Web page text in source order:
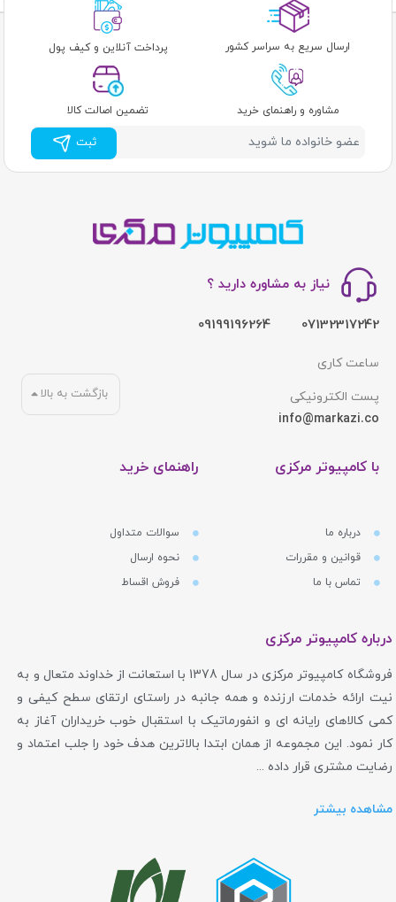
ارسال سریع به سراسر کشور پرداخت آنلاین و کیف پول
مشاوره و راهنمای خرید تضمین اصالت کالا
ثبت
نیاز به مشاوره دارید ؟
07132317242
09199196264
ساعت کاری
پست الکترونیکی
info@markazi.co
با کامپیوتر مرکزی
درباره ما
قوانین و مقررات
تماس با ما
راهنمای خرید
سوالات متداول
نحوه ارسال
فروش اقساط
بازگشت به بالا
درباره کامپیوتر مرکزی
فروشگاه کامپیوتر مرکزی در سال 1378 با استعانت از خداوند متعال و به
نیت ارائه خدمات ارزنده و همه جانبه در راستای ارتقای سطح کیفی و
کمی کالاهای رایانه ای و انفورماتیک با استقبال خوب خریداران آغاز به
کار نمود. این مجموعه از همان ابتدا بالاترین هدف خود را جلب اعتماد و
رضایت مشتری قرار داده ...
مشاهده بیشتر